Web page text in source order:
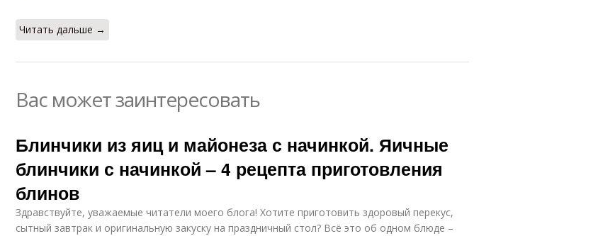
Читать дальше →
Вас может заинтересовать
Блинчики из яиц и майонеза с начинкой. Яичные
блинчики с начинкой – 4 рецепта приготовления
блинов
Здравствуйте, уважаемые читатели моего блога! Хотите приготовить здоровый перекус,
сытный завтрак и оригинальную закуску на праздничный стол? Всё это об одном блюде –